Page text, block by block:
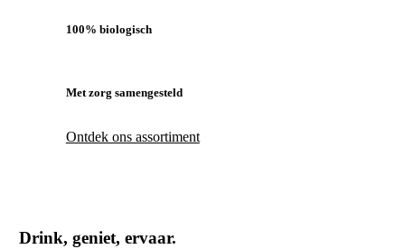
100% biologisch
Met zorg samengesteld
Ontdek ons assortiment
Drink, geniet, ervaar.